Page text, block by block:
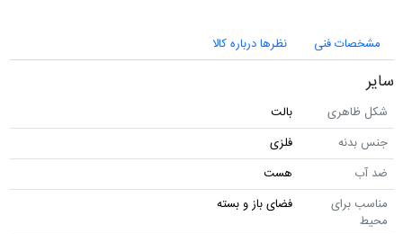
مشخصات فنی نظرها درباره کالا
سایر
شکل ظاهری
بالت
جنس بدنه
فلزی
ضد آب
هست
مناسب برای
محیط
فضای باز و بسته